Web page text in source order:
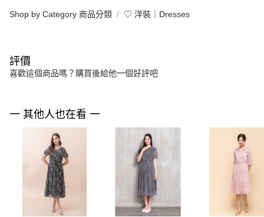
Shop by Category 商品分類 ♡ 洋裝｜Dresses
評價
喜歡這個商品嗎？購買後給他一個好評吧
一 其他人也在看 一